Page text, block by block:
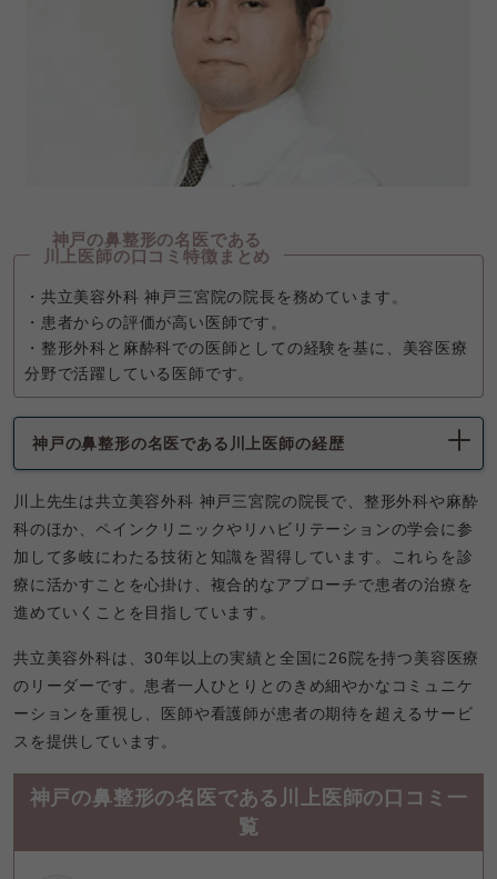
神戸の鼻整形の名医である
川上医師の口コミ特徴まとめ
・共立美容外科 神戸三宮院の院長を務めています。
・患者からの評価が高い医師です。
・整形外科と麻酔科での医師としての経験を基に、美容医療
分野で活躍している医師です。
神戸の鼻整形の名医である川上医師の経歴
川上先生は共立美容外科 神戸三宮院の院長で、整形外科や麻酔
科のほか、ペインクリニックやリハビリテーションの学会に参
加して多岐にわたる技術と知識を習得しています。これらを診
療に活かすことを心掛け、複合的なアプローチで患者の治療を
進めていくことを目指しています。
共立美容外科は、30年以上の実績と全国に26院を持つ美容医療
のリーダーです。患者一人ひとりとのきめ細やかなコミュニケ
ーションを重視し、医師や看護師が患者の期待を超えるサービ
スを提供しています。
神戸の鼻整形の名医である川上医師の口コミ一
覧